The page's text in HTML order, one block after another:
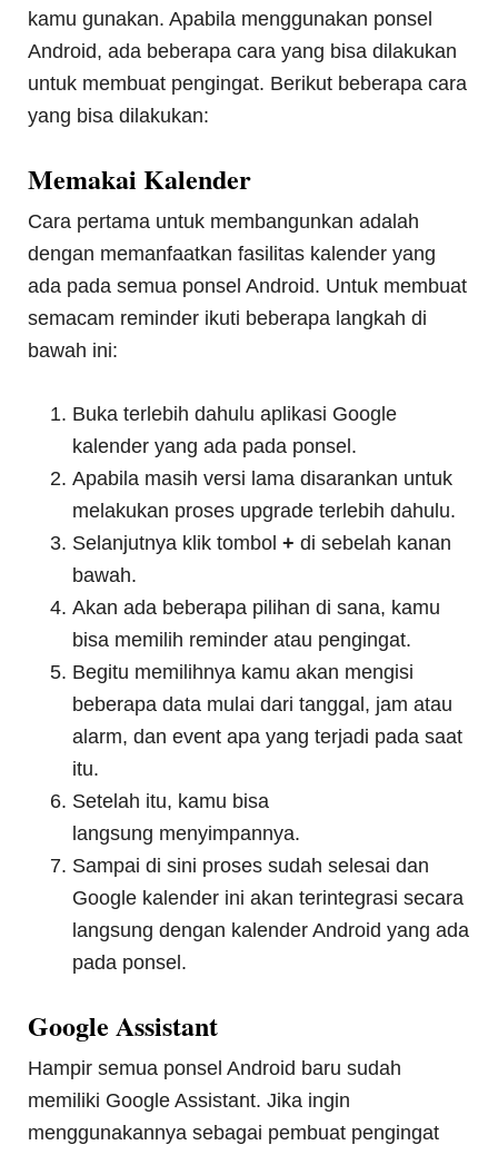
kamu gunakan. Apabila menggunakan ponsel
Android, ada beberapa cara yang bisa dilakukan
untuk membuat pengingat. Berikut beberapa cara
yang bisa dilakukan:
Memakai Kalender
Cara pertama untuk membangunkan adalah
dengan memanfaatkan fasilitas kalender yang
ada pada semua ponsel Android. Untuk membuat
semacam reminder ikuti beberapa langkah di
bawah ini:
Buka terlebih dahulu aplikasi Google
kalender yang ada pada ponsel.
Apabila masih versi lama disarankan untuk
melakukan proses upgrade terlebih dahulu.
Selanjutnya klik tombol+ di sebelah kanan
bawah.
Akan ada beberapa pilihan di sana, kamu
bisa memilih reminder atau pengingat.
Begitu memilihnya kamu akan mengisi
beberapa data mulai dari tanggal, jam atau
alarm, dan event apa yang terjadi pada saat
itu.
Setelah itu, kamu bisa
langsung menyimpannya.
Sampai di sini proses sudah selesai dan
Google kalender ini akan terintegrasi secara
langsung dengan kalender Android yang ada
pada ponsel.
Google Assistant
Hampir semua ponsel Android baru sudah
memiliki Google Assistant. Jika ingin
menggunakannya sebagai pembuat pengingat